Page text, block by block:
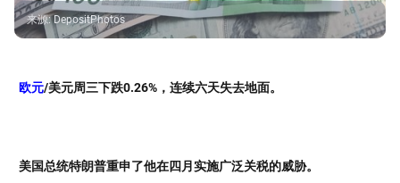
来源:DepositPhotos
欧元/美元周三下跌0.26%，连续六天失去地面。
美国总统特朗普重申了他在四月实施广泛关税的威胁。